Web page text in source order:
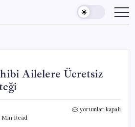
Ailelere Ücretsiz
Min Read
Çok
yorumlar kapalı